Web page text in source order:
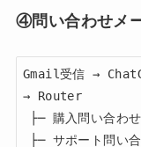
④問い合わせメ
Gmail受信 →
→ Router